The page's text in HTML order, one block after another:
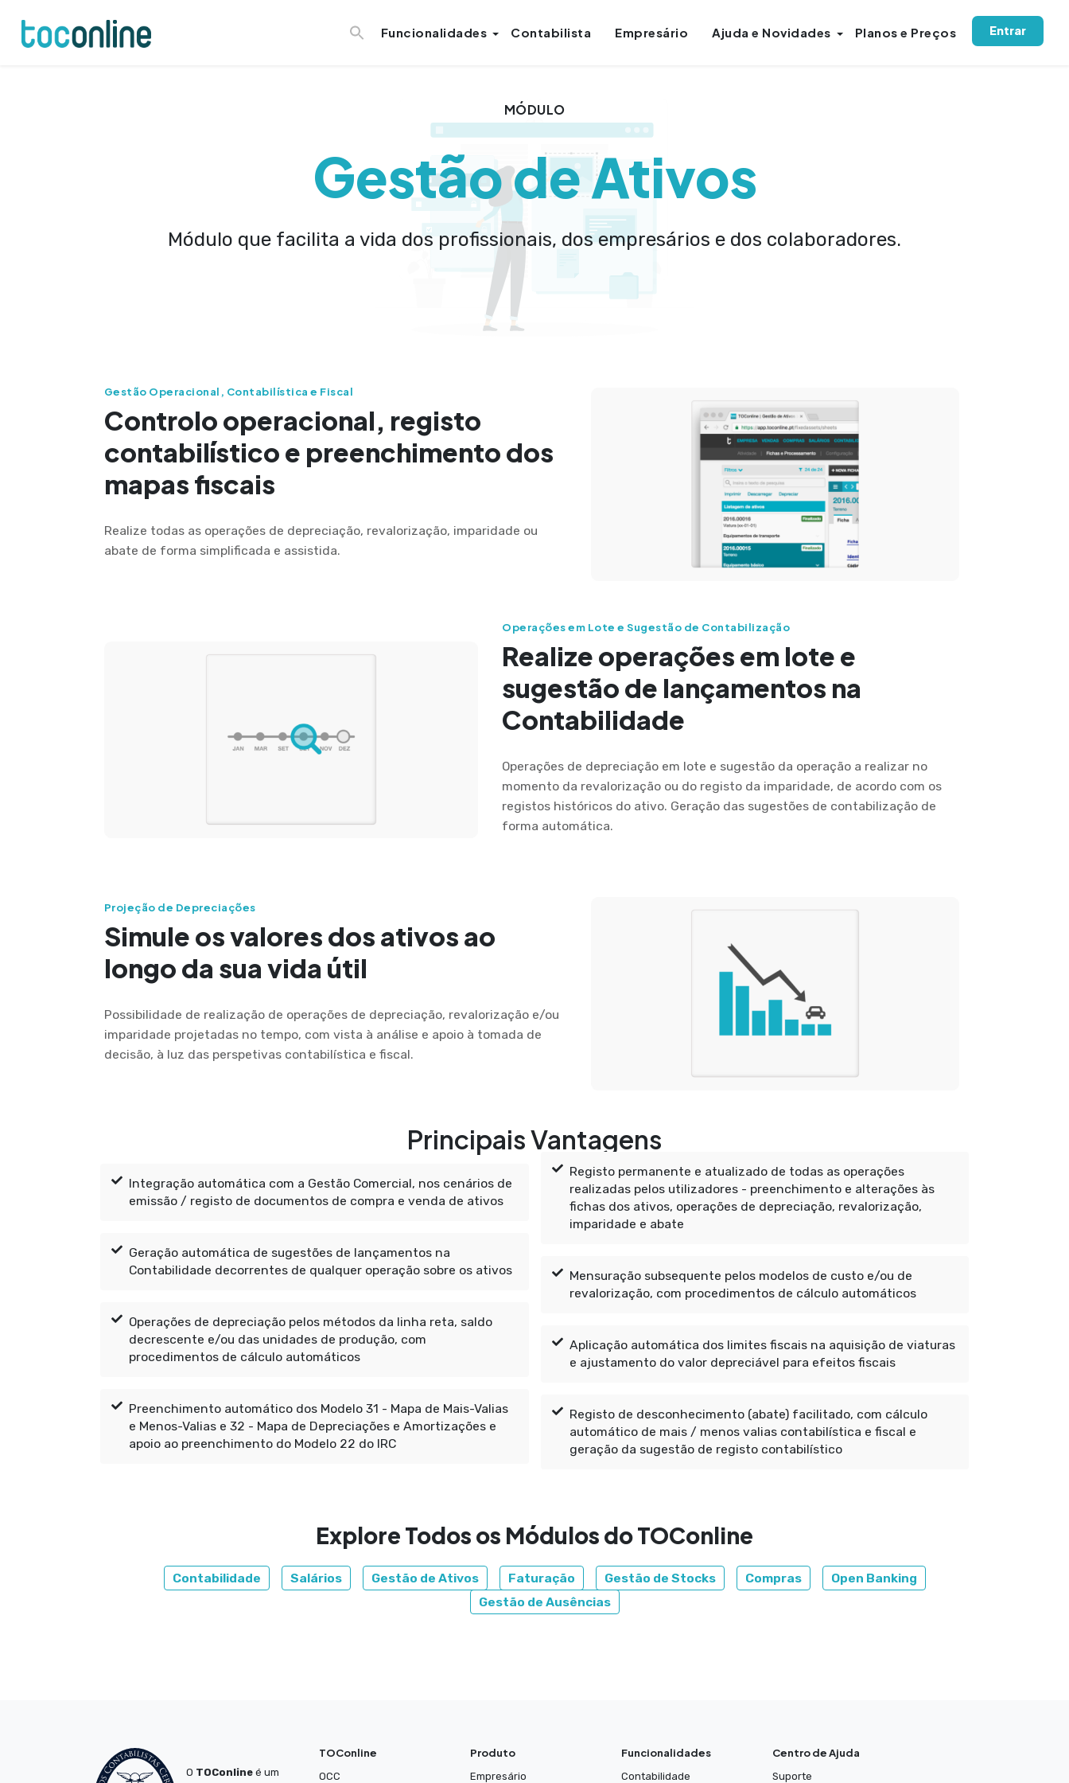
Funcionalidades Contabilista Empresário Ajuda e Novidades Planos e Preços Entrar
MÓDULO
Gestão de Ativos
Módulo que facilita a vida dos profissionais, dos empresários e dos colaboradores.
Gestão Operacional, Contabilística e Fiscal
Controlo operacional, registo
contabilístico e preenchimento dos
mapas fiscais
Realize todas as operações de depreciação, revalorização, imparidade ou
abate de forma simplificada e assistida.
Operações em Lote e Sugestão de Contabilização
Realize operações em lote e
sugestão de lançamentos na
Contabilidade
Operações de depreciação em lote e sugestão da operação a realizar no
momento da revalorização ou do registo da imparidade, de acordo com os
registos históricos do ativo. Geração das sugestões de contabilização de
forma automática.
Projeção de Depreciações
Simule os valores dos ativos ao
longo da sua vida útil
Possibilidade de realização de operações de depreciação, revalorização e/ou
imparidade projetadas no tempo, com vista à análise e apoio à tomada de
decisão, à luz das perspetivas contabilística e fiscal.
Principais Vantagens
Integração automática com a Gestão Comercial, nos cenários de
emissão / registo de documentos de compra e venda de ativos
Geração automática de sugestões de lançamentos na
Contabilidade decorrentes de qualquer operação sobre os ativos
Operações de depreciação pelos métodos da linha reta, saldo
decrescente e/ou das unidades de produção, com
procedimentos de cálculo automáticos
Preenchimento automático dos Modelo 31 - Mapa de Mais-Valias
e Menos-Valias e 32 - Mapa de Depreciações e Amortizações e
apoio ao preenchimento do Modelo 22 do IRC
Registo permanente e atualizado de todas as operações
realizadas pelos utilizadores - preenchimento e alterações às
fichas dos ativos, operações de depreciação, revalorização,
imparidade e abate
Mensuração subsequente pelos modelos de custo e/ou de
revalorização, com procedimentos de cálculo automáticos
Aplicação automática dos limites fiscais na aquisição de viaturas
e ajustamento do valor depreciável para efeitos fiscais
Registo de desconhecimento (abate) facilitado, com cálculo
automático de mais / menos valias contabilística e fiscal e
geração da sugestão de registo contabilístico
Explore Todos os Módulos do TOConline
Contabilidade Salários Gestão de Ativos Faturação Gestão de Stocks Compras
Open Banking
Gestão de Ausências
O TOConlineé um
TOConline
OCC
Produto
Empresário
Funcionalidades
Contabilidade
Centro de Ajuda
Suporte